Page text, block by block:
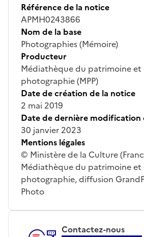
Référence de la notice
APMH0243866
Nom de la base
Photographies (Mémoire)
Producteur
Médiathèque du patrimoine et
photographie (MPP)
Date de création de la notice
2 mai 2019
Date de dernière modification
30 janvier 2023
Mentions légales
© Ministère de la Culture
Médiathèque du patrimoine et
photographie, diffusion
Photo
Contactez-nous